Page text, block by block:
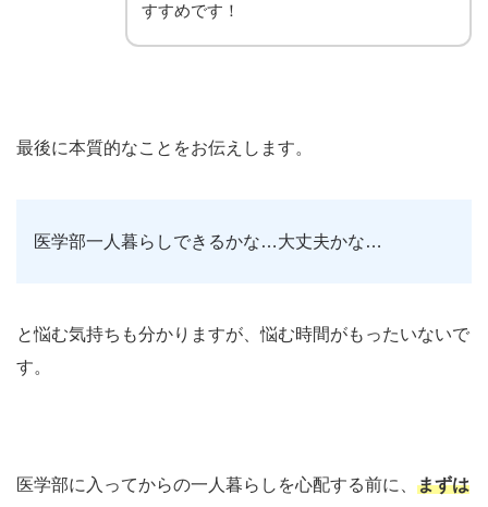
すすめです！
最後に本質的なことをお伝えします。
医学部一人暮らしできるかな…大丈夫かな…
と悩む気持ちも分かりますが、悩む時間がもったいないで
す。
医学部に入ってからの一人暮らしを心配する前に、 まずは